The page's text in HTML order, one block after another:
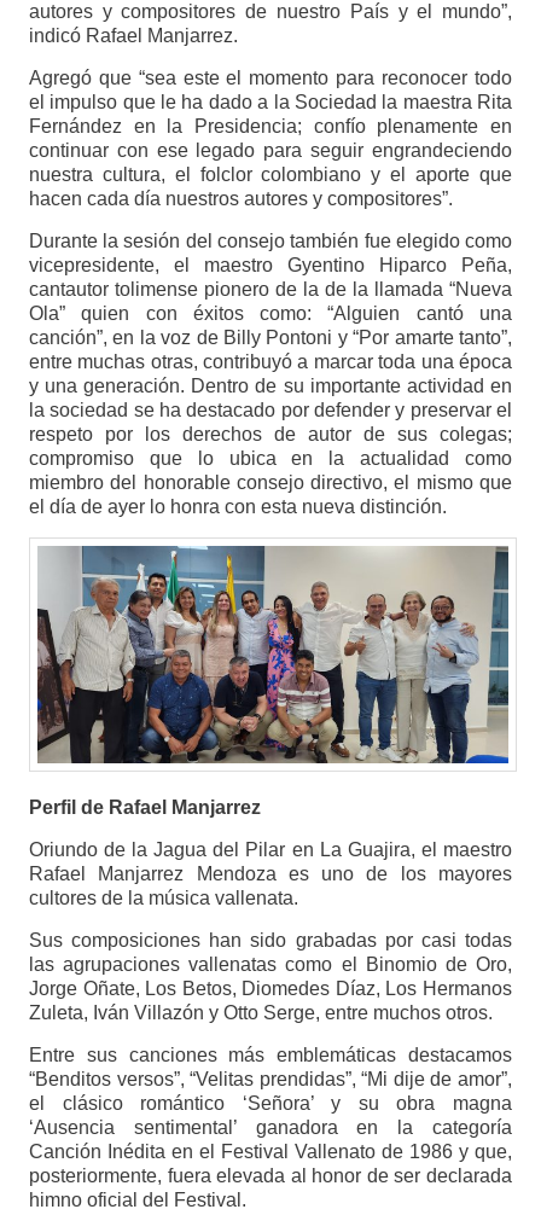
autores y compositores de nuestro País y el mundo”,
indicó Rafael Manjarrez.
Agregó que “sea este el momento para reconocer todo
el impulso que le ha dado a la Sociedad la maestra Rita
Fernández en la Presidencia; confío plenamente en
continuar con ese legado para seguir engrandeciendo
nuestra cultura, el folclor colombiano y el aporte que
hacen cada día nuestros autores y compositores”.
Durante la sesión del consejo también fue elegido como
vicepresidente, el maestro Gyentino Hiparco Peña,
cantautor tolimense pionero de la de la llamada “Nueva
Ola” quien con éxitos como: “Alguien cantó una
canción”, en la voz de Billy Pontoni y “Por amarte tanto”,
entre muchas otras, contribuyó a marcar toda una época
y una generación. Dentro de su importante actividad en
la sociedad se ha destacado por defender y preservar el
respeto por los derechos de autor de sus colegas;
compromiso que lo ubica en la actualidad como
miembro del honorable consejo directivo, el mismo que
el día de ayer lo honra con esta nueva distinción.
Perfil de Rafael Manjarrez
Oriundo de la Jagua del Pilar en La Guajira, el maestro
Rafael Manjarrez Mendoza es uno de los mayores
cultores de la música vallenata.
Sus composiciones han sido grabadas por casi todas
las agrupaciones vallenatas como el Binomio de Oro,
Jorge Oñate, Los Betos, Diomedes Díaz, Los Hermanos
Zuleta, Iván Villazón y Otto Serge, entre muchos otros.
Entre sus canciones más emblemáticas destacamos
“Benditos versos”, “Velitas prendidas”, “Mi dije de amor”,
el clásico romántico ‘Señora’ y su obra magna
‘Ausencia sentimental’ ganadora en la categoría
Canción Inédita en el Festival Vallenato de 1986 y que,
posteriormente, fuera elevada al honor de ser declarada
himno oficial del Festival.